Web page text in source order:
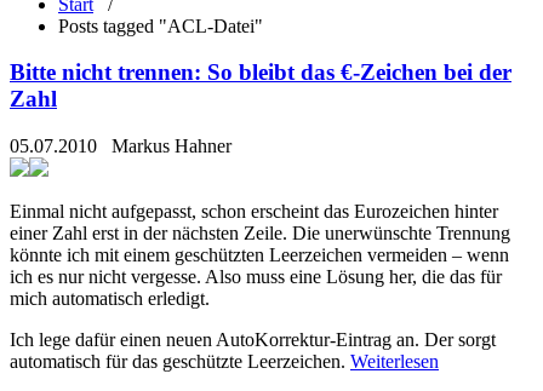
Posts tagged "ACL-Datei"
Bitte nicht trennen: So bleibt das €-Zeichen bei der
Zahl
05.07.2010 Markus Hahner
Einmal nicht aufgepasst, schon erscheint das Eurozeichen hinter
einer Zahl erst in der nächsten Zeile. Die unerwünschte Trennung
könnte ich mit einem geschützten Leerzeichen vermeiden – wenn
ich es nur nicht vergesse. Also muss eine Lösung her, die das für
mich automatisch erledigt.
Ich lege dafür einen neuen AutoKorrektur-Eintrag an. Der sorgt
automatisch für das geschützte Leerzeichen. Weiterlesen